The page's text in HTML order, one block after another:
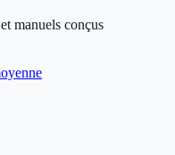
manuels conçus